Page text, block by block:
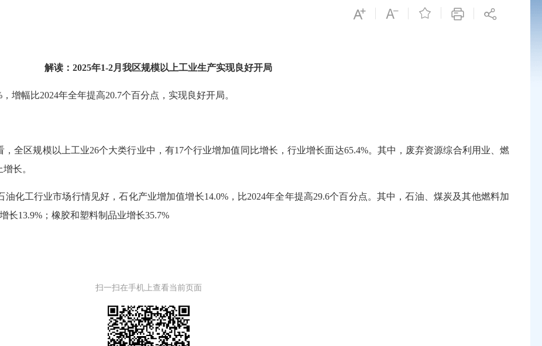

解读：2025年1-2月我区规模以上工业生产实现良好开局
幅比2024年全年提高20.7个百分点，实现良好开局。
，全区规模以上工业26个大类行业中，有17个行业增加值同比增长，行业增长面达65.4%。其中，废弃资源综合利用业、燃
长。
油化工行业市场行情见好，石化产业增加值增长14.0%，比2024年全年提高29.6个百分点。其中，石油、煤炭及其他燃料加
长13.9%；橡胶和塑料制品业增长35.7%
扫一扫在手机上查看当前页面